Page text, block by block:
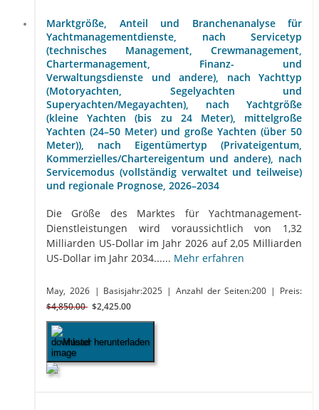
Marktgröße, Anteil und Branchenanalyse für
Yachtmanagementdienste, nach Servicetyp
(technisches Management, Crewmanagement,
Chartermanagement, Finanz- und
Verwaltungsdienste und andere), nach Yachttyp
(Motoryachten, Segelyachten und
Superyachten/Megayachten), nach Yachtgröße
(kleine Yachten (bis zu 24 Meter), mittelgroße
Yachten (24–50 Meter) und große Yachten (über 50
Meter)), nach Eigentümertyp (Privateigentum,
Kommerzielles/Chartereigentum und andere), nach
Servicemodus (vollständig verwaltet und teilweise)
und regionale Prognose, 2026–2034
Die Größe des Marktes für Yachtmanagement-
Dienstleistungen wird voraussichtlich von 1,32
Milliarden US-Dollar im Jahr 2026 auf 2,05 Milliarden
US-Dollar im Jahr 2034...... Mehr erfahren
May, 2026 | Basisjahr:2025 | Anzahl der Seiten:200 | Preis:
$4,850.00 $2,425.00
Muster herunterladen